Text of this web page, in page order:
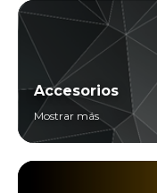
Accesorios
Mostrar más